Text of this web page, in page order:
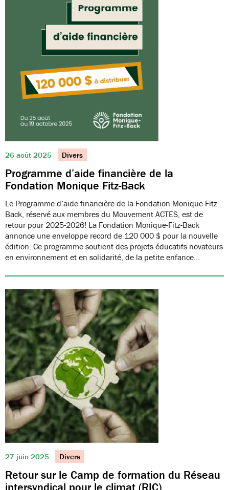
26 août 2025 Divers
Programme d’aide financière de la
Fondation Monique Fitz-Back
Le Programme d’aide financière de la Fondation Monique-Fitz-
Back, réservé aux membres du Mouvement ACTES, est de
retour pour 2025-2026! La Fondation Monique-Fitz-Back
annonce une enveloppe record de 120 000 $ pour la nouvelle
édition. Ce programme soutient des projets éducatifs novateurs
en environnement et en solidarité, de la petite enfance…
27 juin 2025 Divers
Retour sur le Camp de formation du Réseau
intersyndical pour le climat (RIC)